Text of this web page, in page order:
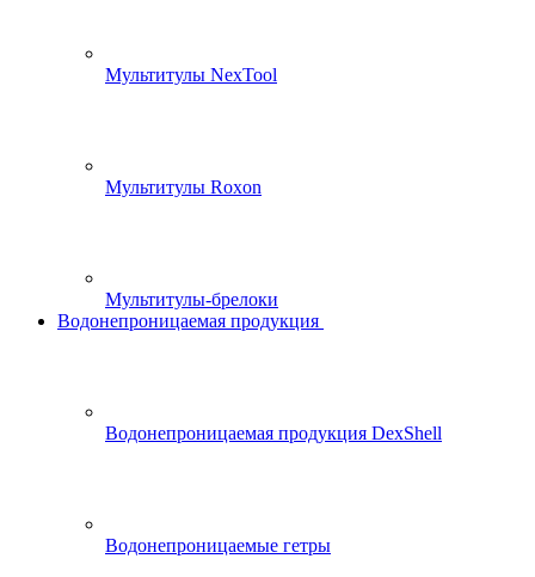
Мультитулы NexTool
Мультитулы Roxon
Мультитулы-брелоки
Водонепроницаемая продукция
Водонепроницаемая продукция DexShell
Водонепроницаемые гетры